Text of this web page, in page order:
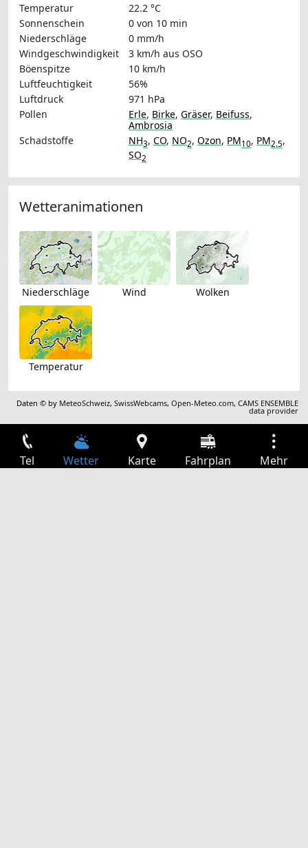
Temperatur
22.2 °C
Sonnenschein
0 von 10 min
Niederschläge
0 mm/h
Windgeschwindigkeit
3 km/h aus OSO
Böenspitze
10 km/h
Luftfeuchtigkeit
56%
Luftdruck
971 hPa
Pollen
Erle, Birke, Gräser, Beifuss,
Ambrosia
Schadstoffe
NH3, CO, NO2, Ozon, PM10, PM2.5,
SO2
Wetteranimationen
Niederschläge Wind Wolken
Temperatur
Daten © by MeteoSchweiz,SwissWebcams,Open-Meteo.com,CAMS ENSEMBLE
data provider
Tel Wetter Karte Fahrplan Mehr